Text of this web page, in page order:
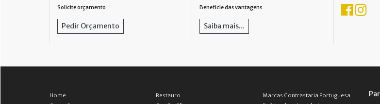
Solicite orçamento
Pedir Orçamento
Beneficie das vantagens
Saiba mais...
Home
Restauro
Marcas Contrastaria Portuguesa